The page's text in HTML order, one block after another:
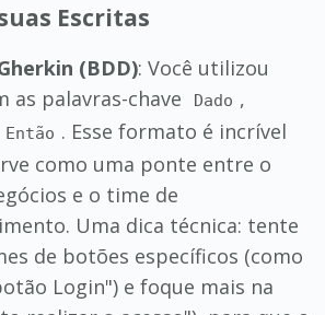
Escritas
(BDD): Você utilizou
as palavras-chave
Dado ,
Então . Esse formato é incrível
como uma ponte entre o
e o time de
Uma dica técnica: tente
de botões específicos (como
Login") e foque mais na